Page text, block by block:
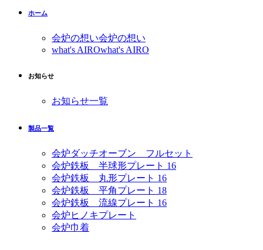
ホーム
会炉の想い会炉の想い
what's AIROwhat's AIRO
お知らせ
お知らせ一覧
製品一覧
会炉ダッチオーブン フルセット
会炉鉄板 半球形プレート 16
会炉鉄板 丸形プレート 16
会炉鉄板 平角プレート 18
会炉鉄板 流線プレート 16
会炉ヒノキプレート
会炉巾着